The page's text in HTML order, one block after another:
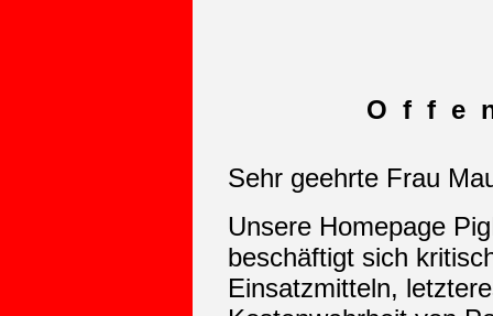
O f f e
Sehr geehrte Frau
Unsere Homepage
beschäftigt sich
Einsatzmitteln,